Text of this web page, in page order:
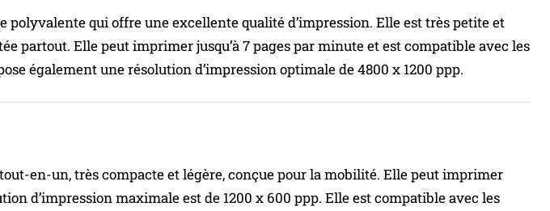
polyvalente qui offre une excellente qualité d’impression. Elle est très petite et
partout. Elle peut imprimer jusqu’à 7 pages par minute et est compatible avec les
également une résolution d’impression optimale de 4800 x 1200 ppp.
en-un, très compacte et légère, conçue pour la mobilité. Elle peut imprimer
d’impression maximale est de 1200 x 600 ppp. Elle est compatible avec les